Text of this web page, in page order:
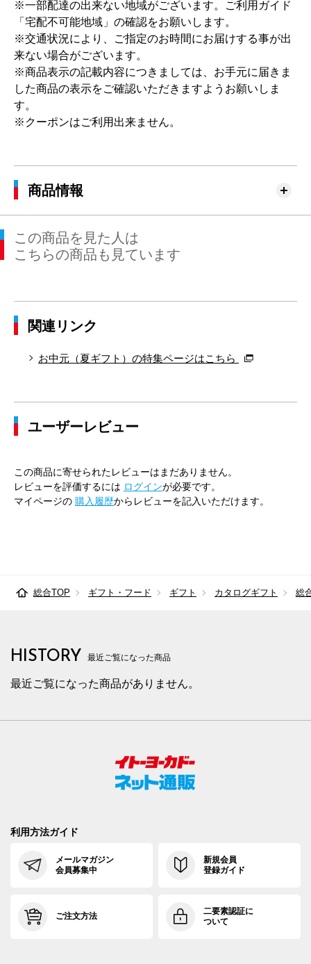
※一部配達の出来ない地域がございます。ご利用ガイド
「宅配不可能地域」の確認をお願いします。
※交通状況により、ご指定のお時間にお届けする事が出
来ない場合がございます。
※商品表示の記載内容につきましては、お手元に届きま
した商品の表示をご確認いただきますようお願いしま
す。
※クーポンはご利用出来ません。
商品情報
この商品を見た人は
こちらの商品も見ています
関連リンク
お中元（夏ギフト）の特集ページはこちら
ユーザーレビュー
この商品に寄せられたレビューはまだありません。
レビューを評価するには ログインが必要です。
マイページの 購入履歴からレビューを記入いただけます。
総合TOP ギフト・フード ギフト カタログギフト 総
HISTORY 最近ご覧になった商品
最近ご覧になった商品がありません。
利用方法ガイド
メールマガジン
会員募集中
新規会員
登録ガイド
ご注文方法
二要素認証に
ついて